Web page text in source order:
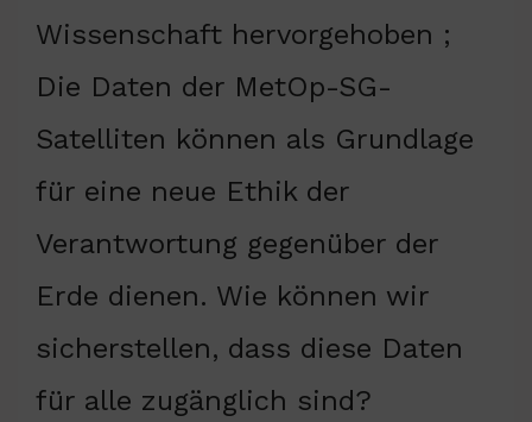
Wissenschaft hervorgehoben ;
Die Daten der MetOp-SG-
Satelliten können als Grundlage
für eine neue Ethik der
Verantwortung gegenüber der
Erde dienen. Wie können wir
sicherstellen, dass diese Daten
für alle zugänglich sind?